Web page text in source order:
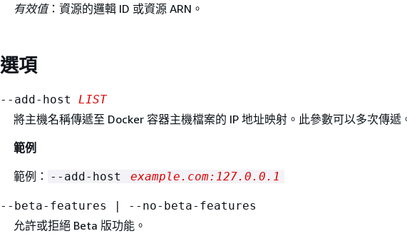
有效值：資源的邏輯 ID 或資源 ARN。
選項
--add-host LIST
將主機名稱傳遞至 Docker 容器主機檔案的 IP 地址映射。此參數可以多次傳遞
範例
範例：
--add-host example.com:127.0.0.1
--beta-features | --no-beta-features
允許或拒絕 Beta 版功能。